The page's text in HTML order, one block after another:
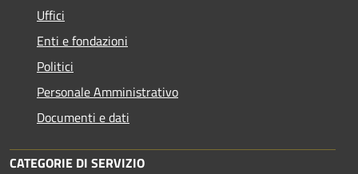
Uffici
Enti e fondazioni
Politici
Personale Amministrativo
Documenti e dati
CATEGORIE DI SERVIZIO